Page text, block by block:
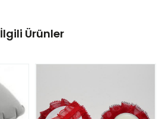
İlgili Ürünler